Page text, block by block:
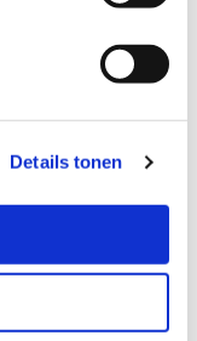
Details tonen